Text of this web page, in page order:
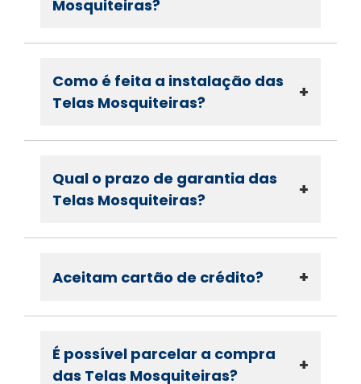
Mosquiteiras?
Como é feita a instalação das
Telas Mosquiteiras?
+
Qual o prazo de garantia das
Telas Mosquiteiras?
+
Aceitam cartão de crédito? +
É possível parcelar a compra
das Telas Mosquiteiras?
+